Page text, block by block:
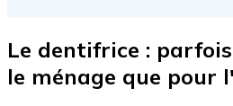
Le dentifrice :
le ménage que pour